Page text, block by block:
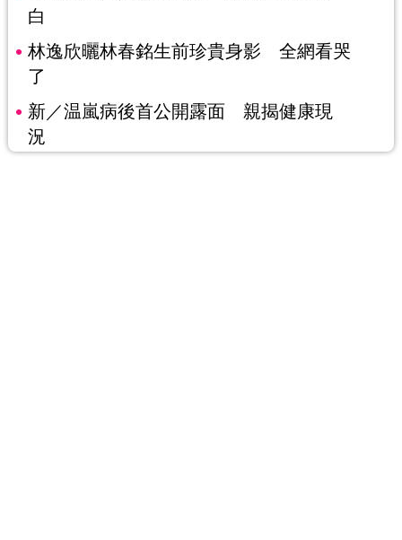
白
林逸欣曬林春銘生前珍貴身影 全網看哭
了
新／温嵐病後首公開露面 親揭健康現
況